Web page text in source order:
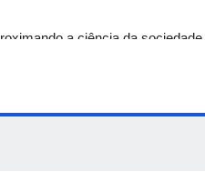
a ciência da sociedade